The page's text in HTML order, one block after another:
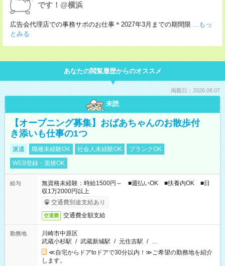
です！@横浜
広告会代理店での事務サポのお仕事＊2027年3月までの期間限 ...もっ
とみる
あなたの閲覧履歴からのオススメ
掲載日：2026.08.07
未読
【オープニング募集】おばあちゃんのお散歩付
き添いも仕事の1つ
派遣 職種未経験OK 社会人未経験OK
ブランクOK
WEB登録・面接OK
給与
無資格未経験：時給1500円～ ■週払いOK ■扶養内OK ■日
収1万2000円以上
交通費別途支給あり
交通費 交通費全額支給
勤務地
川崎市中原区
武蔵小杉駅 / 武蔵新城駅 / 元住吉駅 / …
≪自宅からドアtoドアで30分以内！≫ご希望の勤務地を紹介
します。